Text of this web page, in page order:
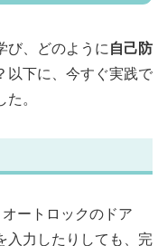
び、どのように 自己防
以下に、今すぐ実践で
。
ートロックのドア
入力したりしても、完